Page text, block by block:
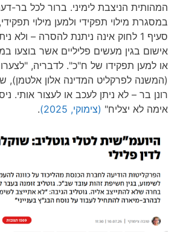
המהותית הניצבת לימיני. ברור לכל בר-
במסגרת מילוי תפקידי ולמען מילוי
סעיף 1 לחוק אינה ניתנת להסרה – ולא
אישום בגין מעשים פליליים אשר בוצעו
או למען תפקידו של ח"כ". לדבריה,
(המשנה לפרקליט המדינה אלון אלטמן),
רונן בר – לא ניתן לעכב או לעצור אותי.
אימה לא יצליח" (צימוקי, 2025) .